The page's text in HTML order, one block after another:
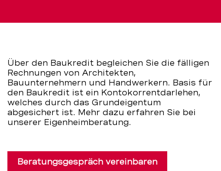
Über den Baukredit begleichen Sie die fälligen
Rechnungen von Architekten,
Bauunternehmern und Handwerkern. Basis für
den Baukredit ist ein Kontokorrentdarlehen,
welches durch das Grundeigentum
abgesichert ist. Mehr dazu erfahren Sie bei
unserer Eigenheimberatung.
Beratungsgespräch vereinbaren